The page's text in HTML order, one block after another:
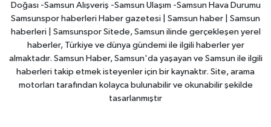
Doğası -Samsun Alışveriş -Samsun Ulaşım -Samsun Hava Durumu
Samsunspor haberleri Haber gazetesi | Samsun haber | Samsun
haberleri | Samsunspor Sitede, Samsun ilinde gerçekleşen yerel
haberler, Türkiye ve dünya gündemi ile ilgili haberler yer
almaktadır. Samsun Haber, Samsun'da yaşayan ve Samsun ile ilgili
haberleri takip etmek isteyenler için bir kaynaktır. Site, arama
motorları tarafından kolayca bulunabilir ve okunabilir şekilde
tasarlanmıştır